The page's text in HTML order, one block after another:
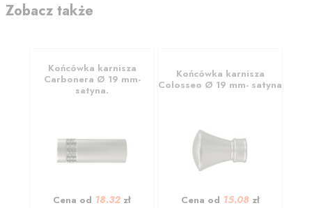
Zobacz także
Końcówka karnisza
Carbonera Ø 19 mm-
satyna.
Cena od 18.32 zł
Końcówka karnisza
Colosseo Ø 19 mm- satyna
Cena od 15.08zł